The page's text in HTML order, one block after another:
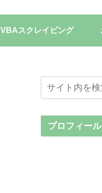
VBAスクレイピング
プロフィール